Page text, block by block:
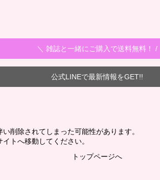
＼ 雑誌と一緒にご購入で送料無料！ /
公式LINEで最新情報をGET!!
削除されてしまった可能性があります。
トへ移動してください。
トップページへ